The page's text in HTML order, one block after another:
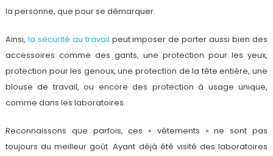
la personne, que pour se démarquer.
Ainsi, la sécurité au travail peut imposer de porter aussi bien des
accessoires comme des gants, une protection pour les yeux,
protection pour les genoux, une protection de la tête entière, une
blouse de travail, ou encore des protection à usage unique,
comme dans les laboratoires.
Reconnaissons que parfois, ces « vêtements » ne sont pas
toujours du meilleur goût. Ayant déjà été visité des laboratoires